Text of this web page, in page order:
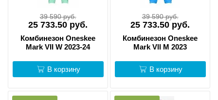
39 590 руб.
25 733.50 руб.
Комбинезон Oneskee
Mark VII W 2023-24
В корзину
39 590 руб.
25 733.50 руб.
Комбинезон Oneskee
Mark Vll M 2023
В корзину